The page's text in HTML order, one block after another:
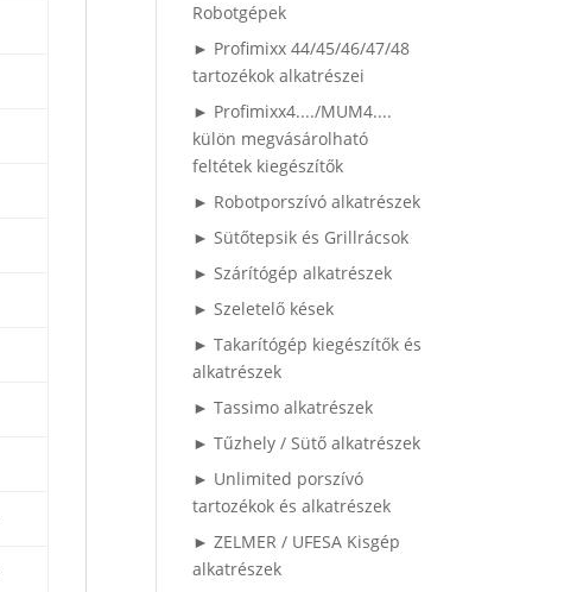
Robotgépek
► Profimixx 44/45/46/47/48
tartozékok alkatrészei
► Profimixx4..../MUM4....
külön megvásárolható
feltétek kiegészítők
► Robotporszívó alkatrészek
► Sütőtepsik és Grillrácsok
► Szárítógép alkatrészek
► Szeletelő kések
► Takarítógép kiegészítők és
alkatrészek
► Tassimo alkatrészek
► Tűzhely / Sütő alkatrészek
► Unlimited porszívó
tartozékok és alkatrészek
► ZELMER / UFESA Kisgép
alkatrészek